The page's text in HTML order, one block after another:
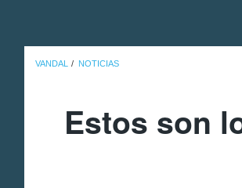
VANDAL NOTICIAS
Estos son